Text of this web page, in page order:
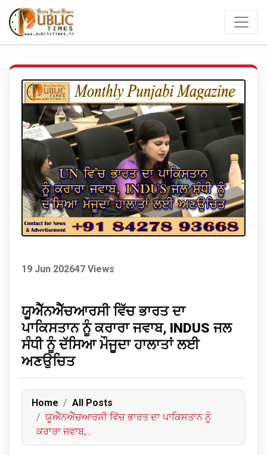
19 Jun 202647 Views
ਯੂਐੱਨਐੱਚਆਰਸੀ ਵਿੱਚ ਭਾਰਤ ਦਾ
ਪਾਕਿਸਤਾਨ ਨੂੰ ਕਰਾਰਾ ਜਵਾਬ, INDUS ਜਲ
ਸੰਧੀ ਨੂੰ ਦੱਸਿਆ ਮੌਜੂਦਾ ਹਾਲਾਤਾਂ ਲਈ
ਅਣਉਚਿਤ
Home
All Posts
ਯੂਐੱਨਐੱਚਆਰਸੀ ਵਿੱਚ ਭਾਰਤ ਦਾ ਪਾਕਿਸਤਾਨ ਨੂੰ
ਕਰਾਰਾ ਜਵਾਬ,...